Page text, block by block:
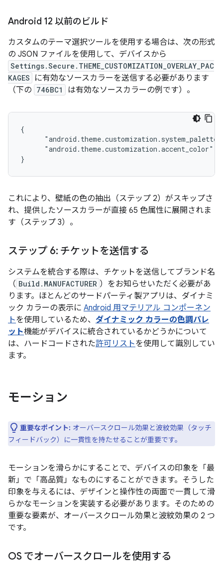
Android 12 以前のビルド
カスタムのテーマ選択ツールを使用する場合は、次の形式
の JSON ファイルを使用して、デバイスから
Settings.Secure.THEME_CUSTOMIZATION_OVERLAY_PAC
KAGES
に有効なソースカラーを送信する必要があります
（下の 746BC1 は有効なソースカラーの例です）。
{
これにより、壁紙の色の抽出（ステップ 2）がスキップさ
れ、提供したソースカラーが直接 65 色属性に展開されま
す（ステップ 3）。
ステップ 6: チケットを送信する
システムを統合する際は、チケットを送信してブランド名
（ Build.MANUFACTURER ）をお知らせいただく必要があ
ります。ほとんどのサードパーティ製アプリは、ダイナミ
ック カラーの表示に Android 用マテリアル コンポーネン
トを使用しているため、 ダイナミック カラーの色調パレ
ット機能がデバイスに統合されているかどうかについて
は、ハードコードされた許可リストを使用して識別してい
ます。
モーション
重要なポイント: オーバースクロール効果と波紋効果（タッチ
フィードバック）に一貫性を持たせることが重要です。
モーションを滑らかにすることで、デバイスの印象を「最
新」で「高品質」なものにすることができます。そうした
印象を与えるには、デザインと操作性の両面で一貫して滑
らかなモーションを実装する必要があります。そのための
重要な要素が、オーバースクロール効果と波紋効果の 2 つ
です。
OS でオーバースクロールを使用する